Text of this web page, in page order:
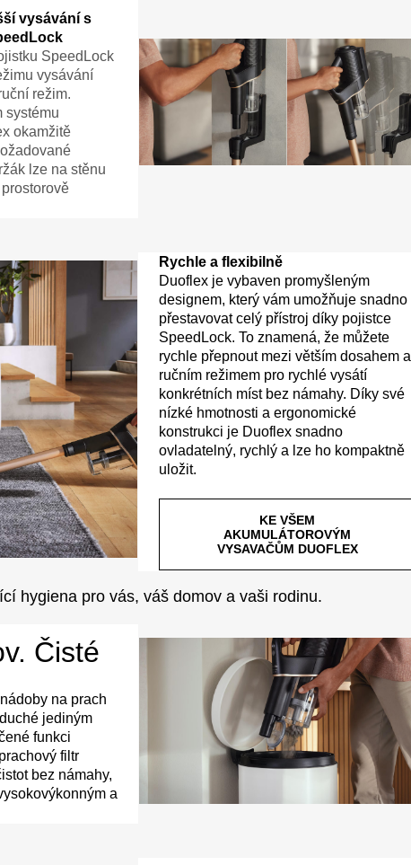
vysávání s
SpeedLock
vysávání
režim.
systému
okamžitě
lze na stěnu
Rychle a flexibilně
Duoflex je vybaven promyšleným
designem, který vám umožňuje snadno
přestavovat celý přístroj díky pojistce
SpeedLock. To znamená, že můžete
rychle přepnout mezi větším dosahem a
ručním režimem pro rychlé vysátí
konkrétních míst bez námahy. Díky své
nízké hmotnosti a ergonomické
konstrukci je Duoflex snadno
ovladatelný, rychlý a lze ho kompaktně
uložit.
KE VŠEM
AKUMULÁTOROVÝM
VYSAVAČŮM DUOFLEX
hygiena pro vás, váš domov a vaši rodinu.
Čisté
na prach
jediným
funkci
filtr
bez námahy,
a